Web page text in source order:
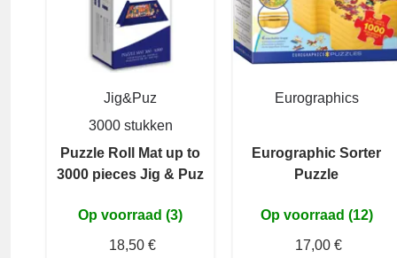
Jig&Puz
3000 stukken
Puzzle Roll Mat up to
3000 pieces Jig & Puz
Op voorraad (3)
18,50 €
Eurographics
Eurographic Sorter
Puzzle
Op voorraad (12)
17,00 €